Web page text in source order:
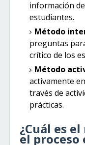
información
estudiantes.
Método
preguntas
crítico de los
Método
activamente
través de
prácticas.
¿Cuál es
el proceso